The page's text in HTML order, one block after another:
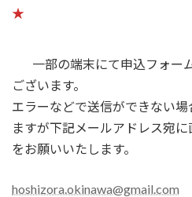
★
一部の端末にて申込フォー
ございます。
エラーなどで送信ができない
ますが下記メールアドレス宛
をお願いいたします。
hoshizora.okinawa@gmail.com